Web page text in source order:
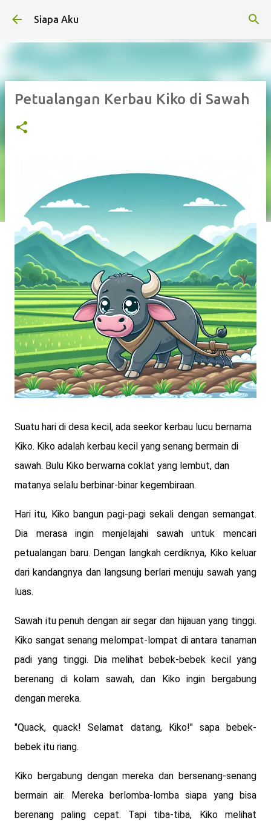
Langsung ke konten utama
Siapa Aku
Petualangan Kerbau Kiko di Sawah
Suatu hari di desa kecil, ada seekor kerbau lucu bernama
Kiko. Kiko adalah kerbau kecil yang senang bermain di
sawah. Bulu Kiko berwarna coklat yang lembut, dan
matanya selalu berbinar-binar kegembiraan.
Hari itu, Kiko bangun pagi-pagi sekali dengan semangat.
Dia merasa ingin menjelajahi sawah untuk mencari
petualangan baru. Dengan langkah cerdiknya, Kiko keluar
dari kandangnya dan langsung berlari menuju sawah yang
luas.
Sawah itu penuh dengan air segar dan hijauan yang tinggi.
Kiko sangat senang melompat-lompat di antara tanaman
padi yang tinggi. Dia melihat bebek-bebek kecil yang
berenang di kolam sawah, dan Kiko ingin bergabung
dengan mereka.
"Quack, quack! Selamat datang, Kiko!" sapa bebek-
bebek itu riang.
Kiko bergabung dengan mereka dan bersenang-senang
bermain air. Mereka berlomba-lomba siapa yang bisa
berenang paling cepat. Tapi tiba-tiba, Kiko melihat